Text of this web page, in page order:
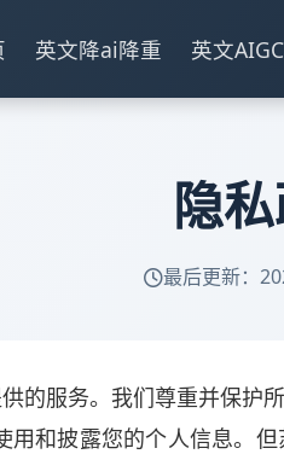
英文降ai降重 英文
隐
最后更新：
的服务。我们尊重并保护
和披露您的个人信息。